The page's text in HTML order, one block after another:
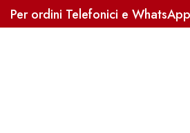
Per ordini Telefonici e
3338041363, Sped. Gratuita